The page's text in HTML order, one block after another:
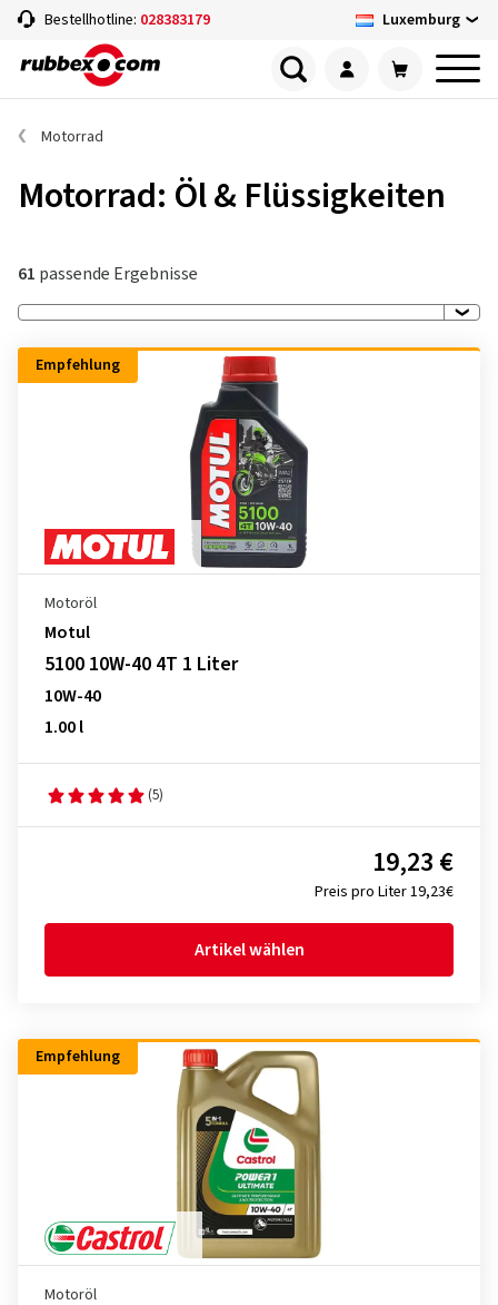
Bestellhotline: 028383179 Luxemburg
Motorrad
Motorrad: Öl & Flüssigkeiten
61 passende Ergebnisse
Empfehlung
Motoröl
Motul
5100 10W-40 4T 1 Liter
10W-40
1.00 l
(5)
Preis pro Liter 19,23€
19,23 €
Artikel wählen
Empfehlung
Motoröl